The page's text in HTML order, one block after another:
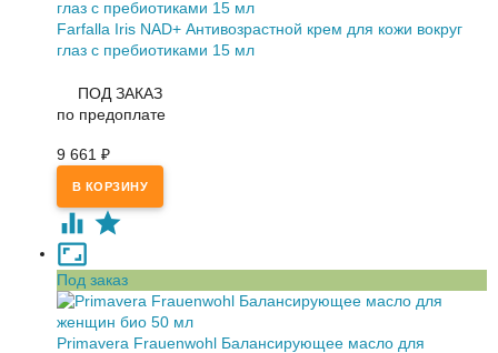
Farfalla Iris NAD+ Антивозрастной крем для кожи вокруг
глаз с пребиотиками 15 мл
ПОД ЗАКАЗ
по предоплате
9 661 ₽
Под заказ
Primavera Frauenwohl Балансирующее масло для